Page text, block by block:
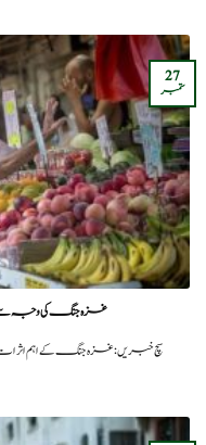
غزہ جنگ کی وجہ
سچ خبریں: غزہ جنگ کے اہم
27
ستمبر